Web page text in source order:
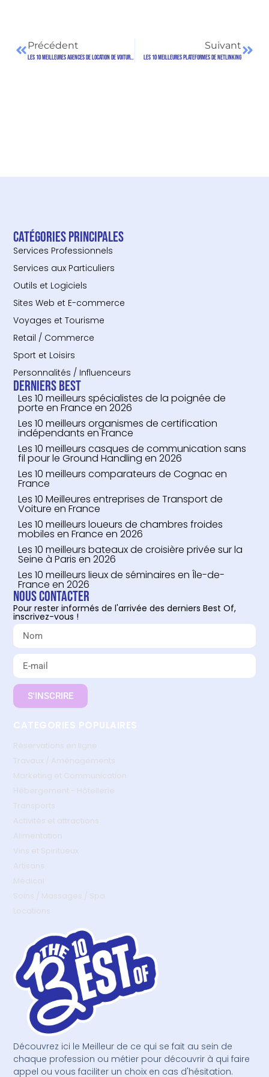
Précédent
Les 10 meilleures agences de location de voitures à Bordeaux
Suivant
Les 10 Meilleures Plateformes de Netlinking
Découvrez ici le Meilleur de ce qui se fait au sein de
chaque profession ou métier pour découvrir à qui faire
appel ou vous faciliter un choix en cas d'hésitation.
Catégories principales
Services Professionnels
Services aux Particuliers
Outils et Logiciels
Sites Web et E-commerce
Voyages et Tourisme
Retail / Commerce
Sport et Loisirs
Personnalités / Influenceurs
Derniers Best
Les 10 meilleurs spécialistes de la poignée de
porte en France en 2026
Les 10 meilleurs organismes de certification
indépendants en France
Les 10 meilleurs casques de communication sans
fil pour le Ground Handling en 2026
Les 10 meilleurs comparateurs de Cognac en
France
Les 10 Meilleures entreprises de Transport de
Voiture en France
Les 10 meilleurs loueurs de chambres froides
mobiles en France en 2026
Les 10 meilleurs bateaux de croisière privée sur la
Seine à Paris en 2026
Les 10 meilleurs lieux de séminaires en Île-de-
France en 2026
Nous contacter
Pour rester informés de l'arrivée des derniers Best Of,
inscrivez-vous !
S'INSCRIRE
CATEGORIES POPULAIRES
Réservations en ligne
Travaux / Aménagements
Marketing et Communication
Hébergement - Hôtellerie
Transports
Activités et attractions
Alimentation
Vins et Spiritueux
Artisans
Médical
Soins / Massages / Spa
Locations